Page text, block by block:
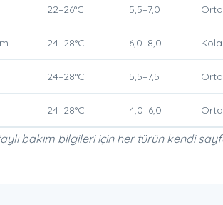
22–26°C 5,5–7,0 Orta
24–28°C 6,0–8,0
24–28°C 5,5–7,5 Orta
24–28°C 4,0–6,0
bakım bilgileri için her türün kendi